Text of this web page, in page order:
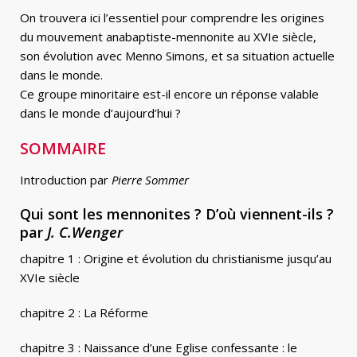
On trouvera ici l’essentiel pour comprendre les origines
du mouvement anabaptiste-mennonite au XVIe siècle,
son évolution avec Menno Simons, et sa situation actuelle
dans le monde.
Ce groupe minoritaire est-il encore un réponse valable
dans le monde d’aujourd’hui ?
SOMMAIRE
Introduction par Pierre Sommer
Qui sont les mennonites ? D’où viennent-ils ?
par J. C.Wenger
chapitre 1 : Origine et évolution du christianisme jusqu’au
XVIe siècle
chapitre 2 : La Réforme
chapitre 3 : Naissance d’une Eglise confessante : le